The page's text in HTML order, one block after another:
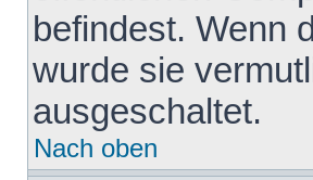
befindest. Wenn
wurde sie
ausgeschaltet.
Nach oben